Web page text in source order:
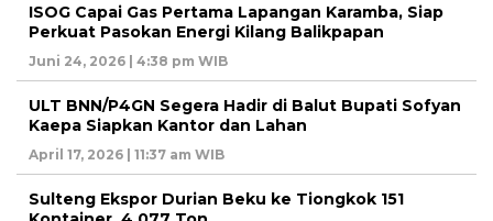
ISOG Capai Gas Pertama Lapangan Karamba, Siap
Perkuat Pasokan Energi Kilang Balikpapan
Juni 24, 2026 | 4:38 pm WIB
ULT BNN/P4GN Segera Hadir di Balut Bupati Sofyan
Kaepa Siapkan Kantor dan Lahan
April 17, 2026 | 11:37 am WIB
Sulteng Ekspor Durian Beku ke Tiongkok 151